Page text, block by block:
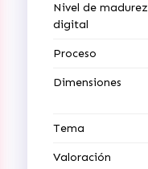
Nivel de madurez
digital
Proceso
Dimensiones
Tema
Valoración